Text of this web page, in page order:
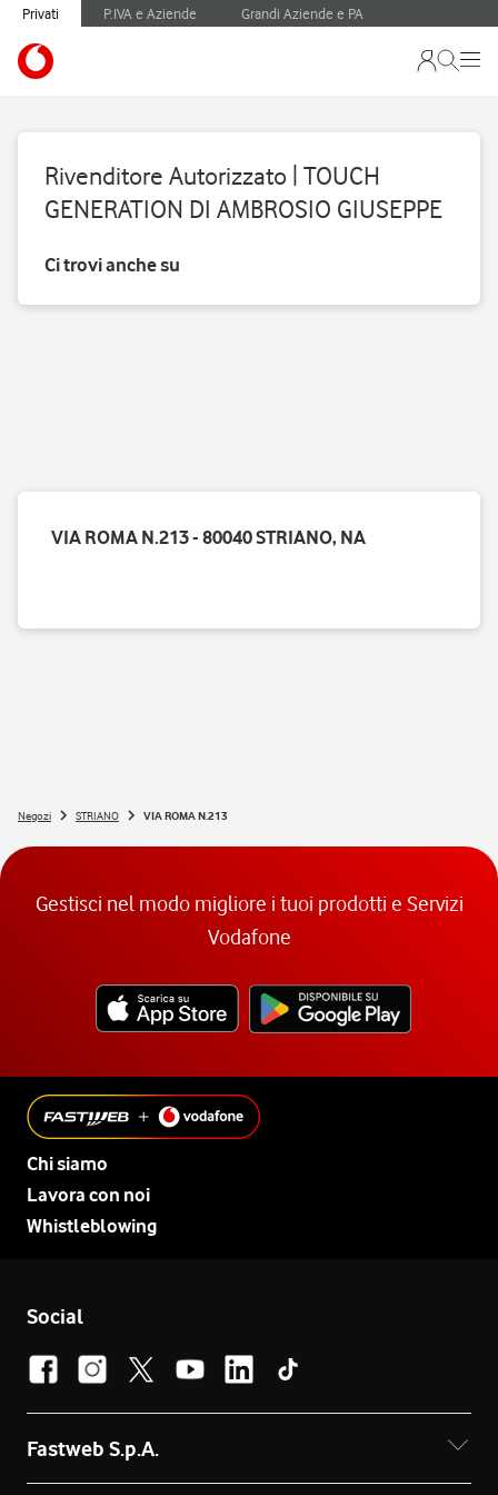
Privati P.IVA e Aziende Grandi Aziende e PA
Rivenditore Autorizzato | TOUCH
GENERATION DI AMBROSIO GIUSEPPE
Ci trovi anche su
VIA ROMA N.213 - 80040 STRIANO, NA
Negozi STRIANO VIA ROMA N.213
Gestisci nel modo migliore i tuoi prodotti e Servizi
Vodafone
Chi siamo
Lavora con noi
Whistleblowing
Social
Fastweb S.p.A.